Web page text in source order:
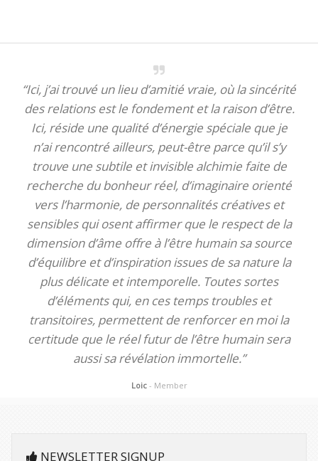
“Ici, j’ai trouvé un lieu d’amitié vraie, où la sincérité
des relations est le fondement et la raison d’être.
Ici, réside une qualité d’énergie spéciale que je
n’ai rencontré ailleurs, peut-être parce qu’il s’y
trouve une subtile et invisible alchimie faite de
recherche du bonheur réel, d’imaginaire orienté
vers l’harmonie, de personnalités créatives et
sensibles qui osent affirmer que le respect de la
dimension d’âme offre à l’être humain sa source
d’équilibre et d’inspiration issues de sa nature la
plus délicate et intemporelle. Toutes sortes
d’éléments qui, en ces temps troubles et
transitoires, permettent de renforcer en moi la
certitude que le réel futur de l’être humain sera
aussi sa révélation immortelle.”
Loic - Member
NEWSLETTER SIGNUP